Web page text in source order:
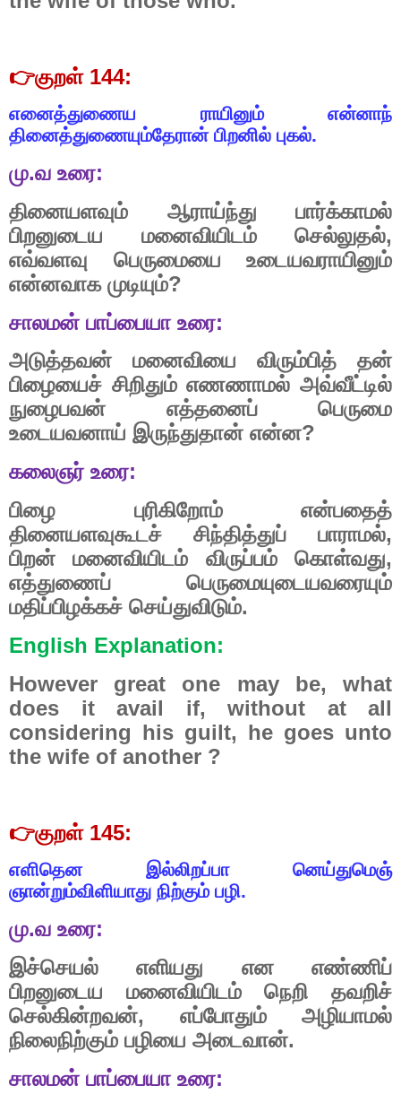
👉குறள்144:
எனைத்துணைய ராயினும்
என்னாந்
தினைத்துணையும்தேரான் பிறனில் புகல்.
மு.வ உரை:
தினையளவும்
ஆராய்ந்து
பார்க்காமல்
பிறனுடைய
மனைவியிடம் செல்லுதல்,
எவ்வளவு
பெருமையை
உடையவராயினும்
என்னவாக முடியும்?
சாலமன் பாப்பையா உரை:
அடுத்தவன்
மனைவியை விரும்பித்
தன்
பிழையைச் சிறிதும் எணணாமல் அவ்வீட்டில்
நுழைபவன்
எத்தனைப்
பெருமை
உடையவனாய் இருந்துதான் என்ன?
கலைஞர் உரை:
பிழை
புரிகிறோம்
என்பதைத்
தினையளவுகூடச்
சிந்தித்துப் பாராமல்,
பிறன்
மனைவியிடம் விருப்பம் கொள்வது,
எத்துணைப்
பெருமையுடையவரையும்
மதிப்பிழக்கச் செய்துவிடும்.
English Explanation:
However great one may be, what
does it avail if, without at all
considering his guilt, he goes unto
the wife of another ?
👉குறள்145:
எளிதென இல்லிறப்பா
னெய்துமெஞ்
ஞான்றும்விளியாது நிற்கும் பழி.
மு.வ உரை:
இச்செயல்
எளியது என
எண்ணிப்
பிறனுடைய
மனைவியிடம் நெறி
தவறிச்
செல்கின்றவன், ‌ எப்போதும்
அழியாமல்
நிலைநிற்கும் பழியை அடைவான்.
சாலமன் பாப்பையா உரை: